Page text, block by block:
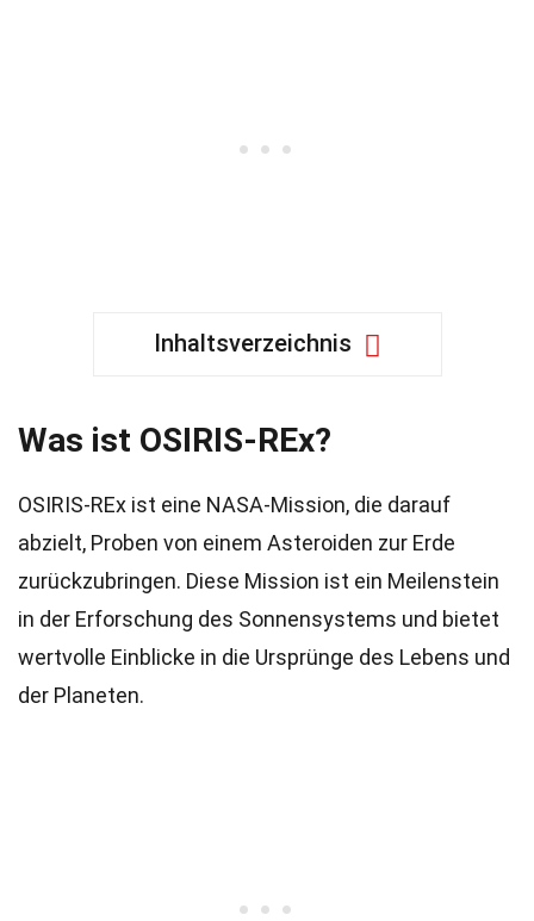
Inhaltsverzeichnis
Was ist OSIRIS-REx?
OSIRIS-REx ist eine NASA-Mission, die darauf
abzielt, Proben von einem Asteroiden zur Erde
zurückzubringen. Diese Mission ist ein Meilenstein
in der Erforschung des Sonnensystems und bietet
wertvolle Einblicke in die Ursprünge des Lebens und
der Planeten.